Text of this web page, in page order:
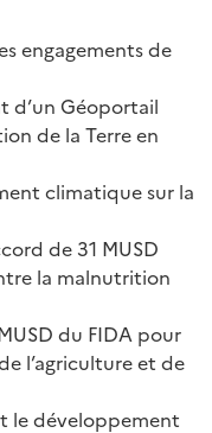
engagements de
d’un Géoportail
de la Terre en
climatique sur la
de 31 MUSD
la malnutrition
du FIDA pour
l’agriculture et de
le développement